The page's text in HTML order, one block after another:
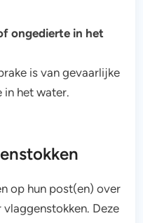
ongedierte in het
is van gevaarlijke
in het water.
op hun post(en) over
Deze